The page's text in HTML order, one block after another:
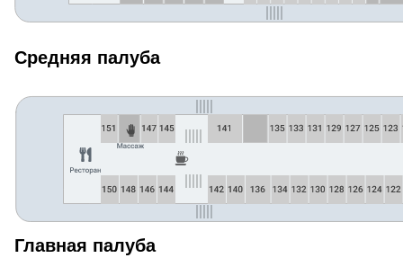
Средняя палуба
Главная палуба